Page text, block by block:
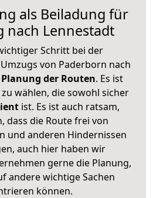
als Beiladung für
nach Lennestadt
Schritt bei der
von Paderborn nach
Planung der Routen. Es ist
wählen, die sowohl sicher
ist. Es ist auch ratsam,
dass die Route frei von
und anderen Hindernissen
auch hier haben wir
gerne die Planung,
andere wichtige Sachen
können.